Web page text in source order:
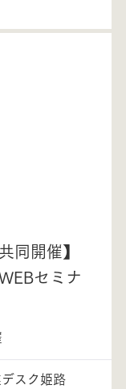
同開催】
セミナ
スク姫路